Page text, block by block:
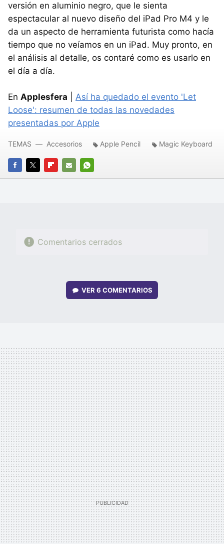
versión en aluminio negro, que le sienta
espectacular al nuevo diseño del iPad Pro M4 y le
da un aspecto de herramienta futurista como hacía
tiempo que no veíamos en un iPad. Muy pronto, en
el análisis al detalle, os contaré como es usarlo en
el día a día.
En Applesfera
Así ha quedado el evento 'Let
Loose': resumen de todas las novedades
presentadas por Apple
FACEBOOK
TWITTERFLIPBOARD
E-
WHATSAPP
TEMAS Accesorios Apple Pencil Magic Keyboard
Comentarios cerrados
VER 6 COMENTARIOS